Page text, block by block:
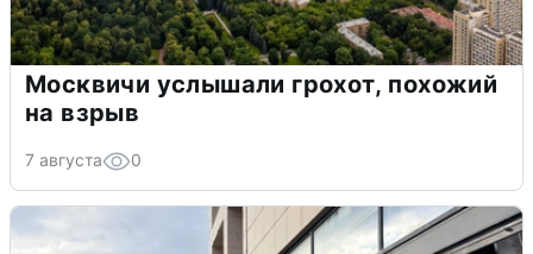
Москвичи услышали грохот, похожий
на взрыв
7 августа 0